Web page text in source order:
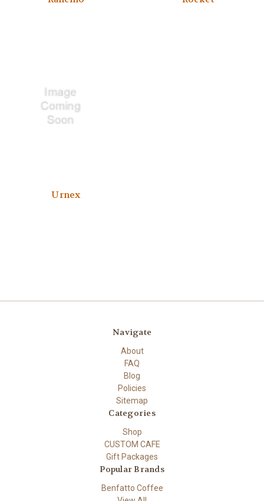
Urnex
Navigate
About
FAQ
Blog
Policies
Sitemap
Categories
Shop
CUSTOM CAFE
Gift Packages
Popular Brands
Benfatto Coffee